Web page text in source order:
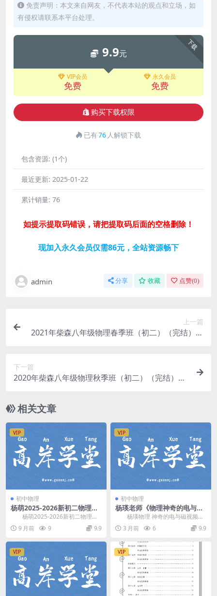
免责声明：本文来自网友，不代表本站的观点和立场，如
有侵权请联系本平台处理。
下载
9.9元
VIP会员
免费
永久会员
免费
购买下载权限
已有76 人解锁下载
包含资源: (1个)
最近更新: 2025-01-22
累计销量: 76
如提示提取码错误，请把提取码后面的空格删除！
现加入永久会员仅需86元，全站资源畅下
admin 分享 收藏 点赞(0)
上一篇
2021年柴森八年级物理春季班（初二）（完结）百
下一篇
2020年柴森八年级物理秋季班（初二）（完结）百
相关文章
VIP
初中物理
杨萌2025-2026新初二物理上
暑假S班15讲(全国版 含讲义)
百度网盘分享
杨萌2025-2026新初二物理上
暑假S班15讲(全国版 含讲义)，开课
时间...9 月前 9 9.9
VIP
初中物理
杨瑛老师《物理神奇的电与磁
视频课程》 百度网盘分享
杨瑛物理 神奇的电与磁视频课
程，主讲人：羊羊老师(杨瑛)，适合
人群：小高年级...
3 月前 6 9.9
VIP VIP